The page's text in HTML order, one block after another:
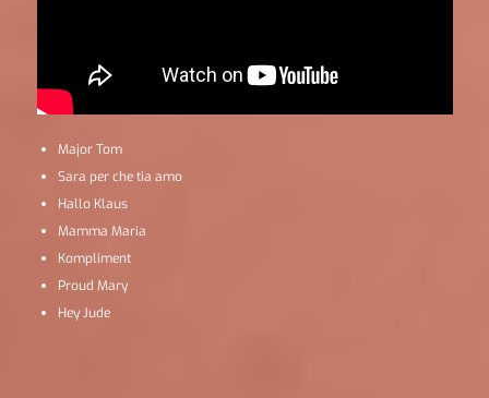
Major Tom
Sara per che tia amo
Hallo Klaus
Mamma Maria
Kompliment
Proud Mary
Hey Jude